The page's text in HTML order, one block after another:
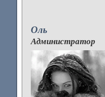
Оль
Администратор